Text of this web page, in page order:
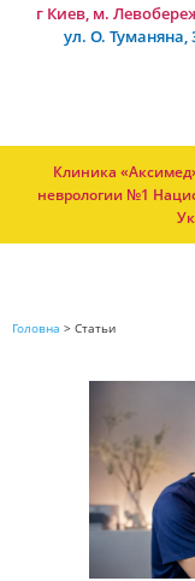
г Киев, м.
ул. О. Туманяна,
Клиника
неврологии №1
Головна > Статьи